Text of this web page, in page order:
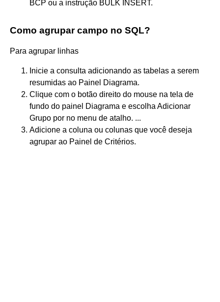
BCP ou a instrução BULK INSERT.
Como agrupar campo no SQL?
Para agrupar linhas
Inicie a consulta adicionando as tabelas a serem
resumidas ao Painel Diagrama.
Clique com o botão direito do mouse na tela de
fundo do painel Diagrama e escolha Adicionar
Grupo por no menu de atalho. ...
Adicione a coluna ou colunas que você deseja
agrupar ao Painel de Critérios.